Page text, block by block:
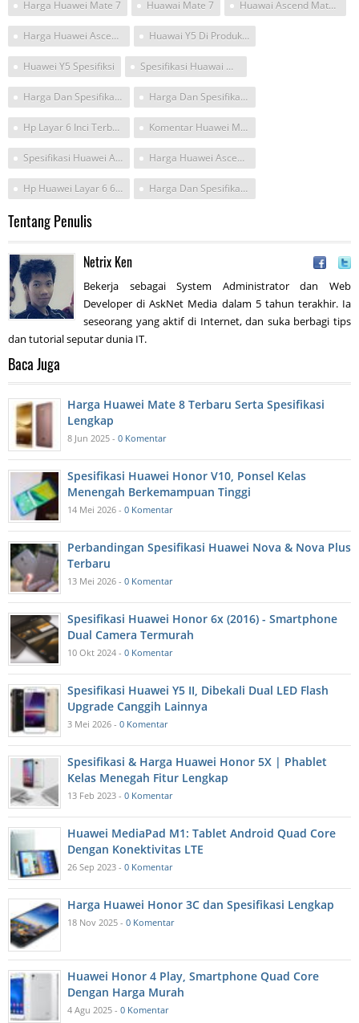
Harga Huawei Mate 7 Huawai Mate 7 Huawai Ascend Mate 7
Harga Huawei Ascend Note 7 Huawai Y5 Di Produksi Oleh
Huawei Y5 Spesifiksi Spesifikasi Huawai Mate 7
Harga Dan Spesifikasi Huwei Smartphone Harga Dan Spesifikasi Hp Huawei Ascend Mate 7
Hp Layar 6 Inci Terbaik Komentar Huawei Mate 7
Spesifikasi Huawei Ascend Mate 7 Harga Huawei Ascend Mate 7
Hp Huawei Layar 6 6 In Dan Harga Harga Dan Spesifikasi Huawai
Tentang Penulis
Netrix Ken
Bekerja sebagai System Administrator dan Web
Developer di AskNet Media dalam 5 tahun terakhir. Ia
seseorang yang aktif di Internet, dan suka berbagi tips
dan tutorial seputar dunia IT.
Baca Juga
Harga Huawei Mate 8 Terbaru Serta Spesifikasi
Lengkap
8 Jun 2025 - 0 Komentar
Spesifikasi Huawei Honor V10, Ponsel Kelas
Menengah Berkemampuan Tinggi
14 Mei 2026 - 0 Komentar
Perbandingan Spesifikasi Huawei Nova & Nova Plus
Terbaru
13 Mei 2026 - 0 Komentar
Spesifikasi Huawei Honor 6x (2016) - Smartphone
Dual Camera Termurah
10 Okt 2024 - 0 Komentar
Spesifikasi Huawei Y5 II, Dibekali Dual LED Flash
Upgrade Canggih Lainnya
3 Mei 2026 - 0 Komentar
Spesifikasi & Harga Huawei Honor 5X | Phablet
Kelas Menegah Fitur Lengkap
13 Feb 2023 - 0 Komentar
Huawei MediaPad M1: Tablet Android Quad Core
Dengan Konektivitas LTE
26 Sep 2023 - 0 Komentar
Harga Huawei Honor 3C dan Spesifikasi Lengkap
18 Nov 2025 - 0 Komentar
Huawei Honor 4 Play, Smartphone Quad Core
Dengan Harga Murah
4 Agu 2025 - 0 Komentar